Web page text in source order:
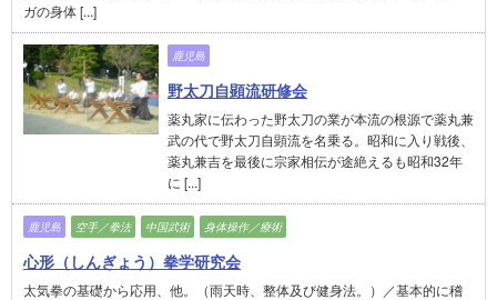
ガの身体 [...]
鹿児島
野太刀自顕流研修会
薬丸家に伝わった野太刀の業が本流の根源で薬丸兼
武の代で野太刀自顕流を名乗る。昭和に入り戦後、
薬丸兼吉を最後に宗家相伝が途絶えるも昭和32年
に [...]
鹿児島 空手／拳法 中国武術 身体操作／療術
心形（しんぎょう）拳学研究会
太気拳の基礎から応用、他。（雨天時、整体及び健身法。）／基本的に稽